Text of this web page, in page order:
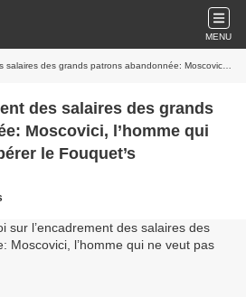
MENU
patrons abandonnée: Moscovici, l’homme qui ne veut pas désespérer le Fouquet’s
des salaires des grands
Moscovici, l’homme qui
le Fouquet’s